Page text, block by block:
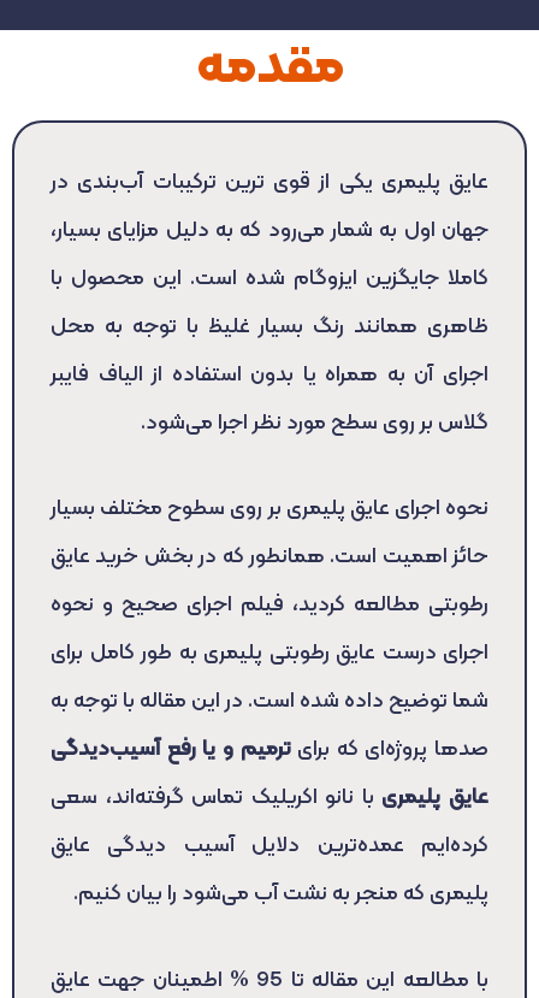
مقدمه
عایق پلیمری یکی از قوی ترین ترکیبات آب‌بندی در
جهان اول به شمار می‌رود که به دلیل مزایای بسیار،
کاملا جایگزین ایزوگام شده است. این محصول با
ظاهری همانند رنگ بسیار غلیظ با توجه به محل
اجرای آن به همراه یا بدون استفاده از الیاف فایبر
گلاس بر روی سطح مورد نظر اجرا می‌شود.
نحوه اجرای عایق پلیمری بر روی سطوح مختلف بسیار
حائز اهمیت است. همانطور که در بخش خرید عایق
رطوبتی مطالعه کردید، فیلم اجرای صحیح و نحوه
اجرای درست عایق رطوبتی پلیمری به طور کامل برای
شما توضیح داده شده است. در این مقاله با توجه به
صدها پروژه‌ای که برایترمیم و یا رفع آسیب‌دیدگی
عایق پلیمری با نانو اکریلیک تماس گرفته‌اند، سعی
کرده‌ایم عمده‌ترین دلایل آسیب دیدگی عایق
پلیمری که منجر به نشت آب می‌شود را بیان کنیم.
با مطالعه این مقاله تا 95 % اطمینان جهت عایق